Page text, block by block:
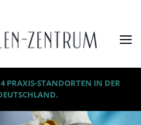
PRAXIS-STANDORTEN IN DER